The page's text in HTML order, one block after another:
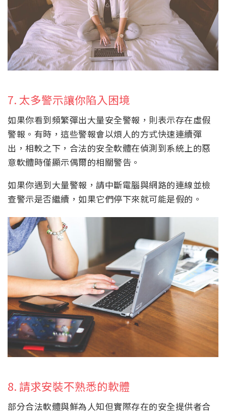
7. 太多警示讓你陷入困境
如果你看到頻繁彈出大量安全警報，則表示存在虛假
警報。有時，這些警報會以煩人的方式快速連續彈
出，相較之下，合法的安全軟體在偵測到系統上的惡
意軟體時僅顯示偶爾的相關警告。
如果你遇到大量警報，請中斷電腦與網路的連線並檢
查警示是否繼續，如果它們停下來就可能是假的。
8. 請求安裝不熟悉的軟體
部分合法軟體與鮮為人知但實際存在的安全提供者合